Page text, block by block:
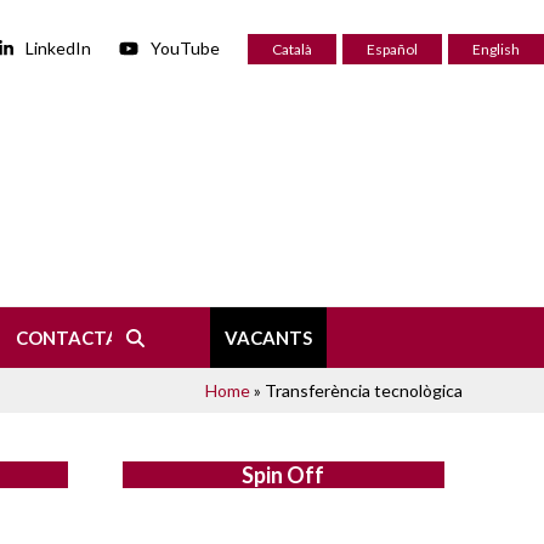
LinkedIn YouTube Català Español English
CONTACTA VACANTS
Home» Transferència tecnològica
Spin Off